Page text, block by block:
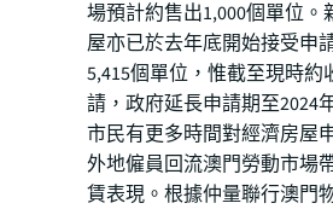
場預計約售出1,000個單位。
屋亦已於去年底開始接受申
5,415個單位，惟截至現時約
請，政府延長申請期至2024
市民有更多時間對經濟房屋
外地僱員回流澳門勞動市場
賃表現。根據仲量聯行澳門